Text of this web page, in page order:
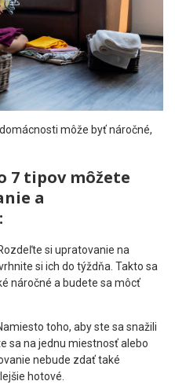
môže byť náročné,
7 tipov môžete
a
si upratovanie na
si ich do týždňa. Takto sa
náročné a budete sa môcť
toho, aby ste sa snažili
sa na jednu miestnosť alebo
nebude zdať také
hotové.